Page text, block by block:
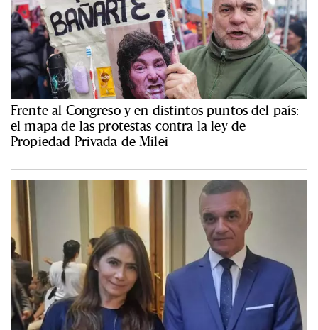
Frente al Congreso y en distintos puntos del país:
el mapa de las protestas contra la ley de
Propiedad Privada de Milei